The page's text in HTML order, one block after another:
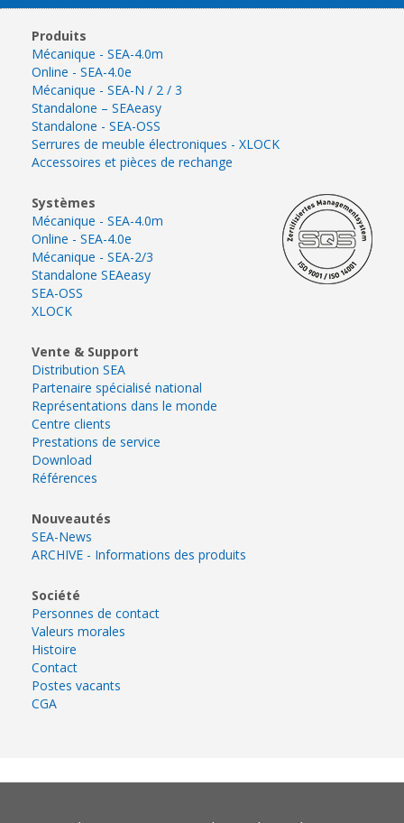
Produits
Mécanique - SEA-4.0m
Online - SEA-4.0e
Mécanique - SEA-N / 2 / 3
Standalone – SEAeasy
Standalone - SEA-OSS
Serrures de meuble électroniques - XLOCK
Accessoires et pièces de rechange
Systèmes
Mécanique - SEA-4.0m
Online - SEA-4.0e
Mécanique - SEA-2/3
Standalone SEAeasy
SEA-OSS
XLOCK
Vente & Support
Distribution SEA
Partenaire spécialisé national
Représentations dans le monde
Centre clients
Prestations de service
Download
Références
Nouveautés
SEA-News
ARCHIVE - Informations des produits
Société
Personnes de contact
Valeurs morales
Histoire
Contact
Postes vacants
CGA